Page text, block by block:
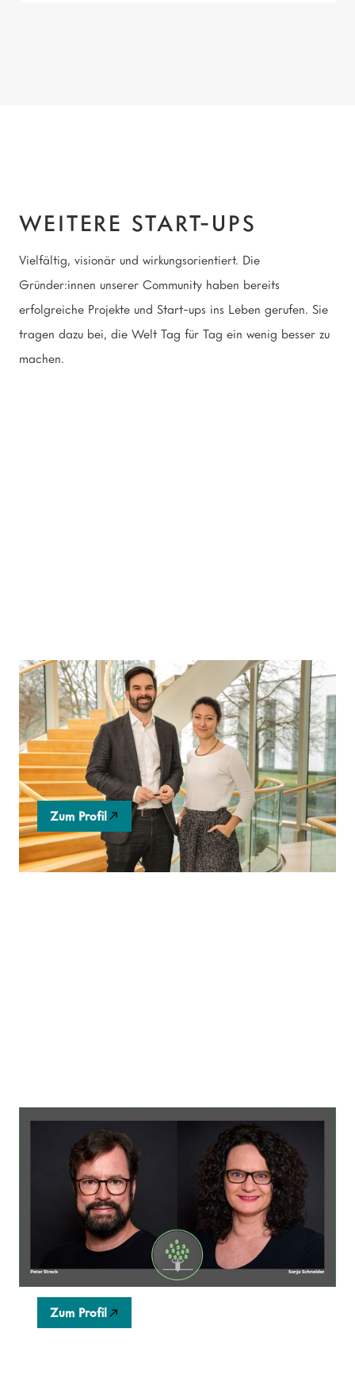
WEITERE START-UPS
Vielfältig, visionär und wirkungsorientiert. Die
Gründer:innen unserer Community haben bereits
erfolgreiche Projekte und Start-ups ins Leben gerufen. Sie
tragen dazu bei, die Welt Tag für Tag ein wenig besser zu
machen.
goodbalancer
Digitale Self-Service-Plattform für sozialeres und
ökologisch nachhaltigeres Wirtschaften von
Unternehmen und Konsument:innen.
Zum Profil
4REAL
Wir sind Immobilien-Entwickler, unser Konzept sind
kompakte Wohnungen für die Mitte unserer
Gesellschaft. Eingebettet in eine lebendige
Community, wichtig gerade für Alleinlebende und
Alleinerziehende in jedem Alter.
Zum Profil